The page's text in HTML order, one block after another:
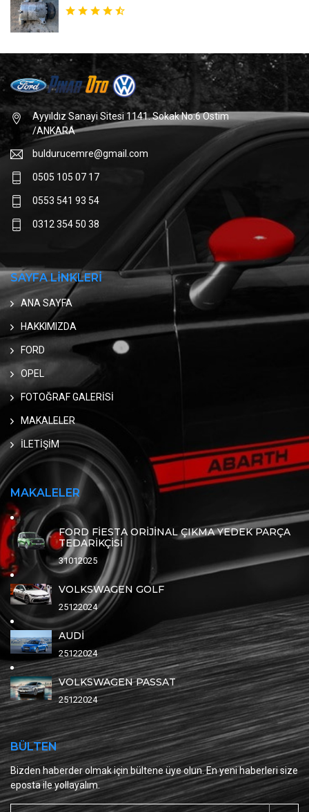
Ayyıldız Sanayi Sitesi 1141. Sokak No:6 Ostim
/ANKARA
buldurucemre@gmail.com
0505 105 07 17
0553 541 93 54
0312 354 50 38
SAYFA LİNKLERİ
ANA SAYFA
HAKKIMIZDA
FORD
OPEL
FOTOĞRAF GALERİSİ
MAKALELER
İLETİŞİM
MAKALELER
FORD FİESTA ORİJİNAL ÇIKMA YEDEK PARÇA
TEDARİKÇİSİ
31012025
VOLKSWAGEN GOLF
25122024
AUDİ
25122024
VOLKSWAGEN PASSAT
25122024
BÜLTEN
Bizden haberder olmak için bültene üye olun. En yeni haberleri size
eposta ile yollayalım.